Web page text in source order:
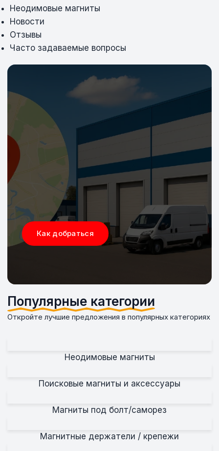
Неодимовые магниты
Новости
Отзывы
Часто задаваемые вопросы
Как добраться
Популярные категории
Откройте лучшие предложения в популярных категориях
Неодимовые магниты
Поисковые магниты и аксессуары
Магниты под болт/саморез
Магнитные держатели / крепежи